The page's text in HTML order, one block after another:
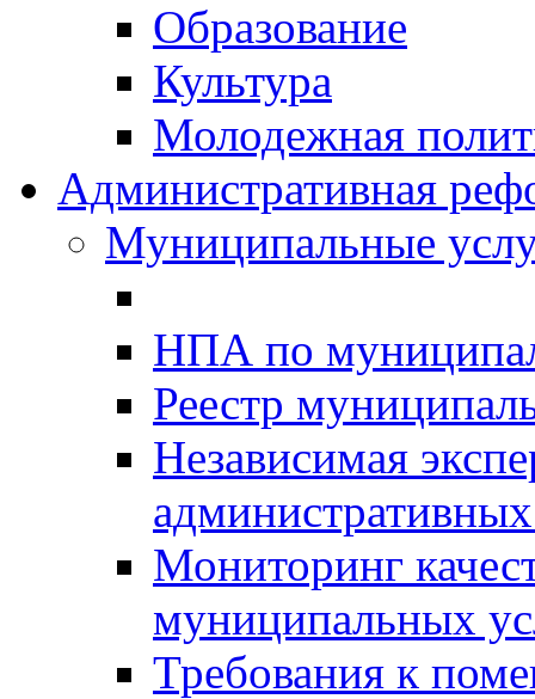
Образование
Культура
Молодежная
Административная
Муниципальные
НПА по
Реестр
Независимая
Мониторинг
муниципальных
Требования к